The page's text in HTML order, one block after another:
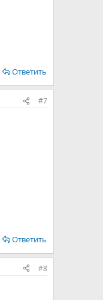
Ответить
#7
Ответить
#8